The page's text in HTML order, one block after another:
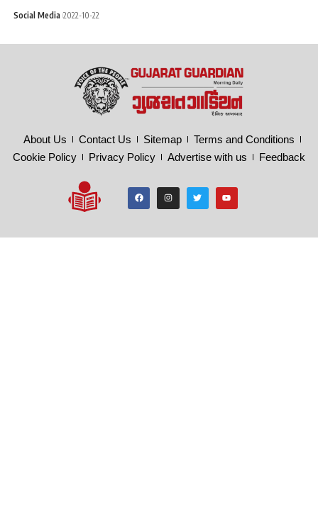
Social Media 2022-10-22
About Us Contact Us Sitemap
Terms and Conditions
Cookie Policy
Privacy Policy Advertise with us Feedback